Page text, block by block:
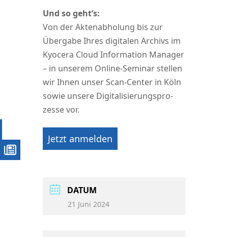
Und so geht’s:
Von der Akten­ab­ho­lung bis zur
Über­ga­be Ihres digi­ta­len Archivs im
Kyo­cera Cloud Infor­ma­ti­on Mana­ger
– in unse­rem Online-Semi­nar stel­len
wir Ihnen unser Scan-Cen­ter in Köln
sowie unse­re Digi­ta­li­sie­rungs­pro­
zes­se vor.
Jetzt anmel­den
DATUM
21 Juni 2024